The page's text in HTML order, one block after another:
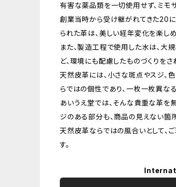
有害な薬品類を一切使用せず、ミモ
創業当時から受け継がれてきた20
られた革は、美しい経年変化を楽し
また、製造工程で使用した水は、大
ど、環境にも配慮したものづくりをさ
天然皮革には、小さな斑点やスジ、
らではの個性であり、一枚一枚異な
あいうえ堂では、そんな貴重な革を
ジのある部分も、商品の見えない箇
天然皮革ならではの風合いとして、
す。